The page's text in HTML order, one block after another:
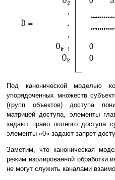
Под канонической моделью
упорядоченных множеств
(групп объектов) доступа
матрицей доступа, элементы
задают право полного доступа
элементы «0» задают запрет
Заметим, что каноническая
режим изолированной обработки
не могут служить каналами